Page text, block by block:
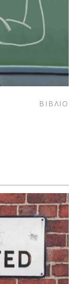
ΒΙΒΛΙΟ